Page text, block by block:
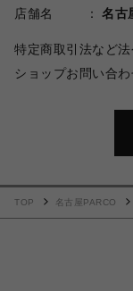
店舗名
名古
特定商取引法など
ショップお問い合わ
TOP 名古屋PARCO